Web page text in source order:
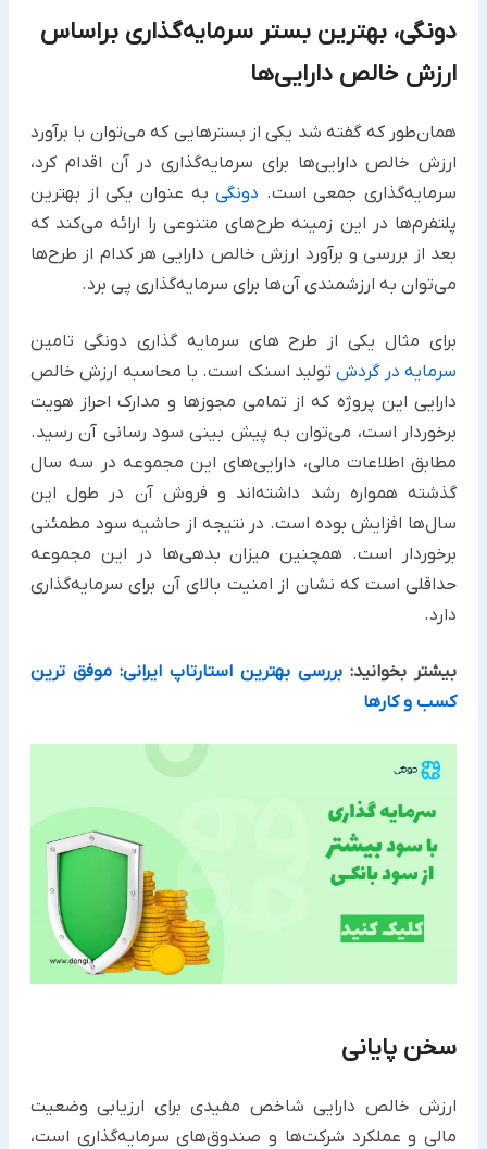
دونگی، بهترین بستر سرمایه‌گذاری براساس
ارزش خالص دارایی‌ها
همان‌طور که گفته شد یکی از بسترهایی که می‌توان با برآورد
ارزش خالص دارایی‌ها برای سرمایه‌گذاری در آن اقدام کرد،
سرمایه‌گذاری جمعی است. دونگیبه عنوان یکی از بهترین
پلتفرم‌ها در این زمینه طرح‌های متنوعی را ارائه می‌کند که
بعد از بررسی و برآورد ارزش خالص دارایی هر کدام از طرح‌ها
می‌توان به ارزشمندی آن‌ها برای سرمایه‌گذاری پی برد.
برای مثال یکی از طرح‌ های سرمایه گذاری دونگی تامین
سرمایه در گردشتولید اسنک است. با محاسبه ارزش خالص
دارایی این پروژه که از تمامی مجوزها و مدارک احراز هویت
برخوردار است، می‌توان به پیش بینی سود رسانی آن رسید.
مطابق اطلاعات مالی، دارایی‌های این مجموعه در سه سال
گذشته همواره رشد داشته‌اند و فروش آن در طول این
سال‌ها افزایش بوده است. در نتیجه از حاشیه سود مطمئنی
برخوردار است. همچنین میزان بدهی‌ها در این مجموعه
حداقلی است که نشان از امنیت بالای آن برای سرمایه‌گذاری
دارد.
بیشتر بخوانید: بررسی بهترین استارتاپ ایرانی: موفق ترین
کسب و کارها
سخن پایانی
ارزش خالص دارایی شاخص مفیدی برای ارزیابی وضعیت
مالی و عملکرد شرکت‌ها و صندوق‌های سرمایه‌گذاری است،